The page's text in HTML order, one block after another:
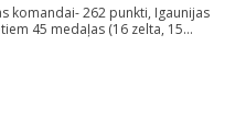
komandai- 262 punkti, Igaunijas
45 medaļas (16 zelta, 15…